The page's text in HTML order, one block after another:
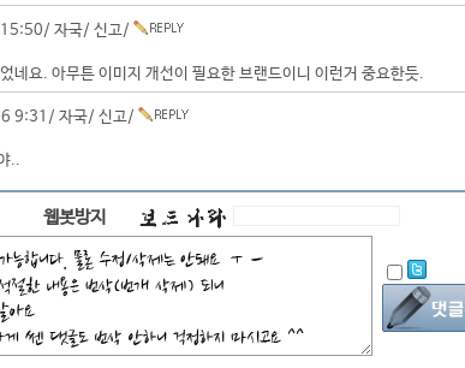
자국/ 신고/
네요. 아무튼 이미지 개선이 필요한 브랜드이니 이런거 중요한듯.
9:31/ 자국/ 신고/
..
웹봇방지